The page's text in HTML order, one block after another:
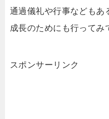
通過儀礼や行事などもあ
成長のためにも行ってみ
スポンサーリンク